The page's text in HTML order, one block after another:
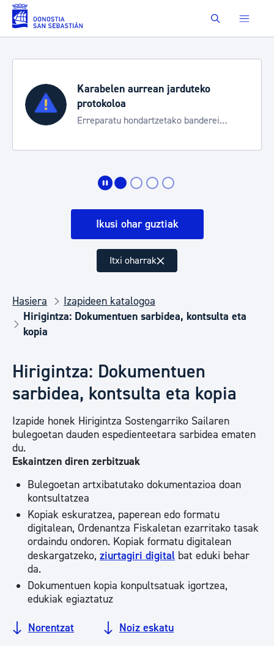
Eduki nagusira joan Buscar
Karabelen aurrean jarduteko
protokoloa
Erreparatu hondartzetako banderei
Ikusi ohar guztiak
Itxi oharrak
Hasiera
Izapideen katalogoa
Hirigintza: Dokumentuen sarbidea, kontsulta eta
kopia
Hirigintza: Dokumentuen
sarbidea, kontsulta eta kopia
Izapide honek Hirigintza Sostengarriko Sailaren
bulegoetan dauden espedienteetara sarbidea ematen
du.
Eskaintzen diren zerbitzuak
Bulegoetan artxibatutako dokumentazioa doan
kontsultatzea
Kopiak eskuratzea, paperean edo formatu
digitalean, Ordenantza Fiskaletan ezarritako tasak
ordaindu ondoren. Kopiak formatu digitalean
deskargatzeko, ziurtagiri digital bat eduki behar
da.
Dokumentuen kopia konpultsatuak igortzea,
edukiak egiaztatuz
Norentzat Noiz eskatu